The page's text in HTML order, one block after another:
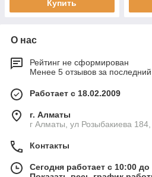
Купить
О нас
Рейтинг не сформирован
Менее 5 отзывов за последний
Работает с 18.02.2009
г. Алматы
г Алматы, ул Розыбакиева
Контакты
Сегодня работает с 10:00 до